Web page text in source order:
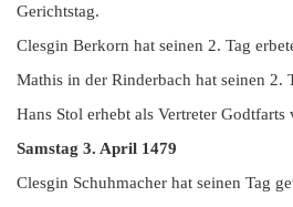
Gerichtstag.
Clesgin Berkorn hat seinen 2. Tag
Mathis in der Rinderbach hat seinen 2.
Hans Stol erhebt als Vertreter
Samstag 3. April 1479
Clesgin Schuhmacher hat seinen Tag